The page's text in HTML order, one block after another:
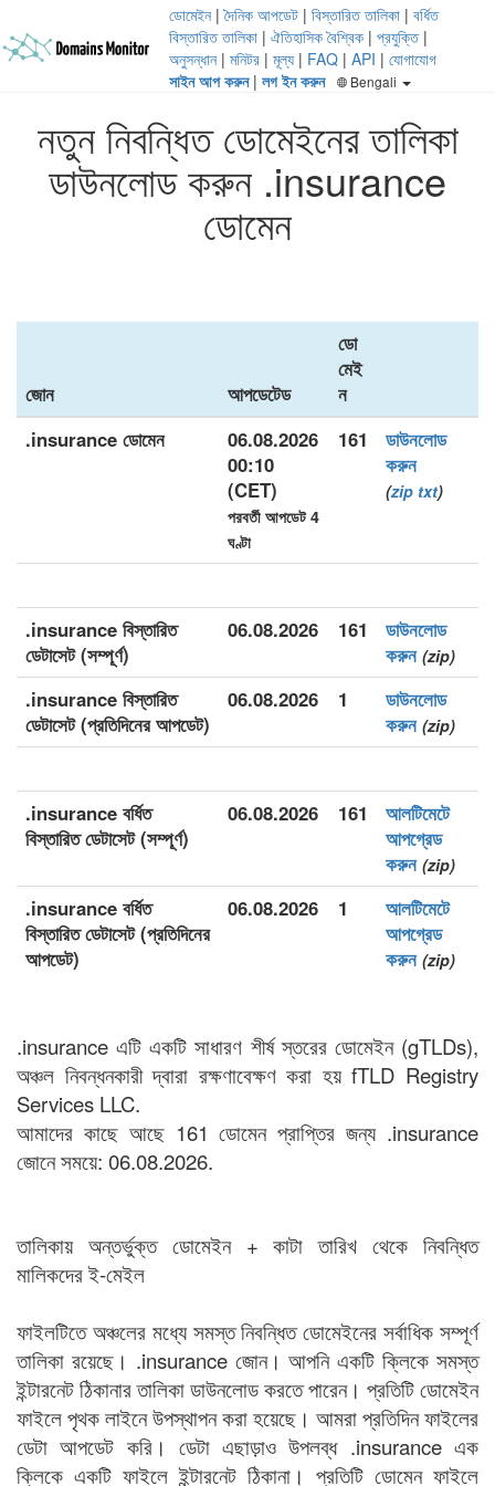
ডোমেইন|দৈনিক আপডেট | বিস্তারিত তালিকা | বর্ধিত
বিস্তারিত তালিকা | ঐতিহাসিক বৈশ্বিক | প্রযুক্তি|
অনুসন্ধান| মনিটর | মূল্য | FAQ | API | যোগাযোগ
সাইন আপ করুন| লগ ইন করুন Bengali
নতুন নিবন্ধিত ডোমেইনের তালিকা
ডাউনলোড করুন .insurance
ডোমেন
জোন আপডেটেড
ডো
মেই
ন
.insurance ডোমেন
06.08.2026
00:10
(CET)
পরবর্তী আপডেট 4
ঘণ্টা
161
ডাউনলোড
করুন
(zip txt)
.insurance বিস্তারিত
ডেটাসেট (সম্পূর্ণ)
06.08.2026 161
ডাউনলোড
করুন (zip)
.insurance বিস্তারিত
ডেটাসেট (প্রতিদিনের আপডেট)
06.08.2026 1
ডাউনলোড
করুন (zip)
.insurance বর্ধিত
বিস্তারিত ডেটাসেট (সম্পূর্ণ)
06.08.2026 161
আলটিমেটে
আপগ্রেড
করুন (zip)
.insurance বর্ধিত
বিস্তারিত ডেটাসেট (প্রতিদিনের
আপডেট)
06.08.2026 1
আলটিমেটে
আপগ্রেড
করুন (zip)
.insurance এটি একটি সাধারণ শীর্ষ স্তরের ডোমেইন (gTLDs),
অঞ্চল নিবন্ধনকারী দ্বারা রক্ষণাবেক্ষণ করা হয় fTLD Registry
Services LLC.
আমাদের কাছে আছে 161 ডোমেন প্রাপ্তির জন্য .insurance
জোনে সময়ে: 06.08.2026.
তালিকায় অন্তর্ভুক্ত ডোমেইন + কাটা তারিখ থেকে নিবন্ধিত
মালিকদের ই-মেইল
ফাইলটিতে অঞ্চলের মধ্যে সমস্ত নিবন্ধিত ডোমেইনের সর্বাধিক সম্পূর্ণ
তালিকা রয়েছে। .insurance জোন। আপনি একটি ক্লিকে সমস্ত
ইন্টারনেট ঠিকানার তালিকা ডাউনলোড করতে পারেন। প্রতিটি ডোমেইন
ফাইলে পৃথক লাইনে উপস্থাপন করা হয়েছে। আমরা প্রতিদিন ফাইলের
ডেটা আপডেট করি। ডেটা এছাড়াও উপলব্ধ .insurance এক
ক্লিকে একটি ফাইলে ইন্টারনেট ঠিকানা। প্রতিটি ডোমেন ফাইলে